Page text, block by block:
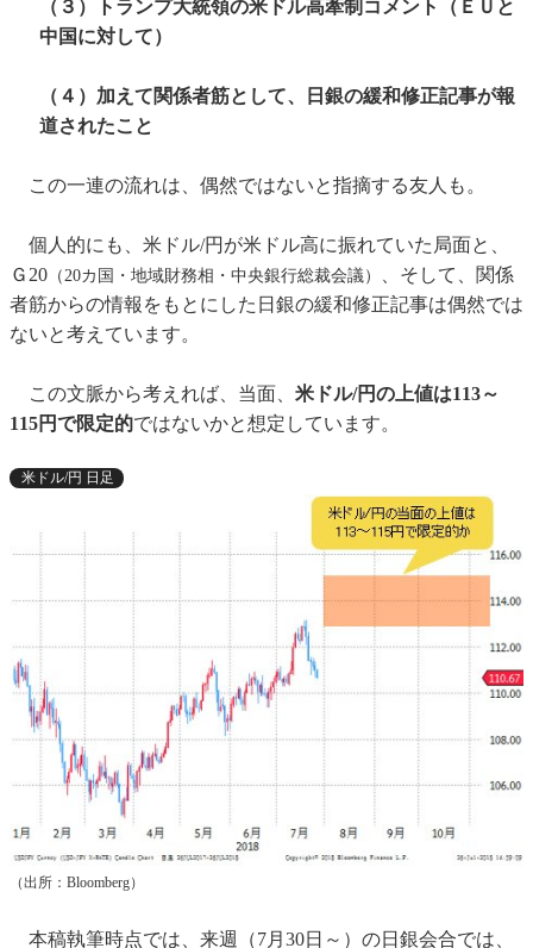
（３）トランプ大統領の米ドル高牽制コメント（ＥＵと
中国に対して）
（４）加えて関係者筋として、日銀の緩和修正記事が報
道されたこと
この一連の流れは、偶然ではないと指摘する友人も。
個人的にも、米ドル/円が米ドル高に振れていた局面と、
Ｇ20 （20カ国・地域財務相・中央銀行総裁会議）
、そして、関係
者筋からの情報をもとにした日銀の緩和修正記事は偶然では
ないと考えています。
この文脈から考えれば、当面、 米ドル/円の上値は113～
115円で限定的ではないかと想定しています。
米ドル/円 日足
（出所：Bloomberg）
本稿執筆時点では、来週（7月30日～）の日銀会合では、